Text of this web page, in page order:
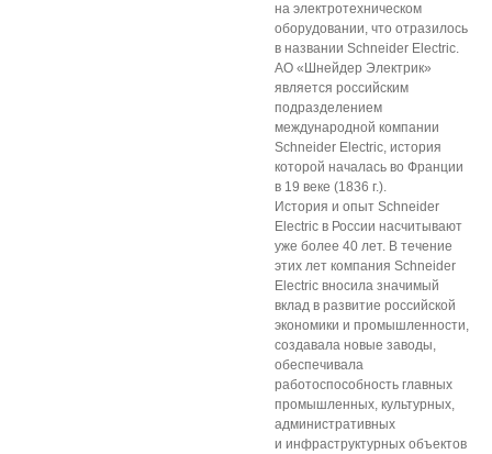
на электротехническом
оборудовании, что отразилось
в названии Schneider Electric.
АО «Шнейдер Электрик»
является российским
подразделением
международной компании
Schneider Electric, история
которой началась во Франции
в 19 веке (1836 г.).
История и опыт Schneider
Electric в России насчитывают
уже более 40 лет. В течение
этих лет компания Schneider
Electric вносила значимый
вклад в развитие российской
экономики и промышленности,
создавала новые заводы,
обеспечивала
работоспособность главных
промышленных, культурных,
административных
и инфраструктурных объектов